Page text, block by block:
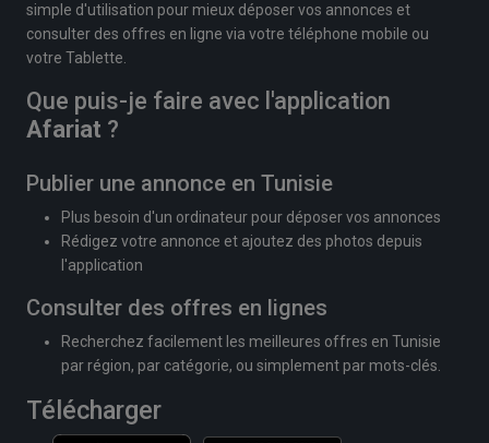
simple d'utilisation pour mieux déposer vos annonces et
consulter des offres en ligne via votre téléphone mobile ou
votre Tablette.
Que puis-je faire avec l'application
Afariat ?
Publier une annonce en Tunisie
Plus besoin d'un ordinateur pour déposer vos annonces
Rédigez votre annonce et ajoutez des photos depuis
l'application
Consulter des offres en lignes
Recherchez facilement les meilleures offres en Tunisie
par région, par catégorie, ou simplement par mots-clés.
Télécharger